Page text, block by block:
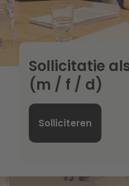
Sollicitatie
(m / f / d)
Solliciteren